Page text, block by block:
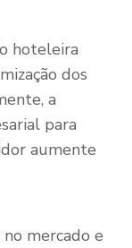
hoteleira
dos
a
para
aumente
mercado e